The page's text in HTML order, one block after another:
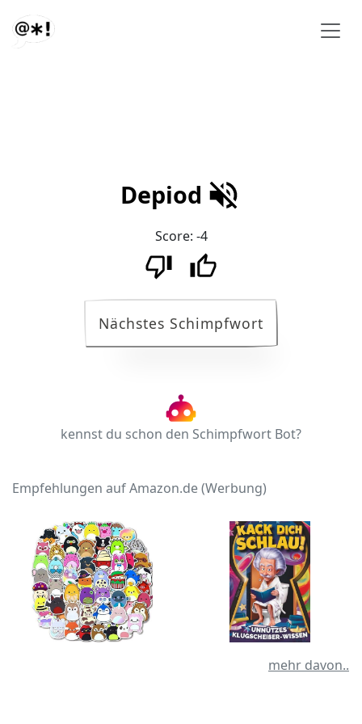
Depiod
Score: -4
Nächstes Schimpfwort
kennst du schon den Schimpfwort Bot?
Empfehlungen auf Amazon.de (Werbung)
mehr davon..